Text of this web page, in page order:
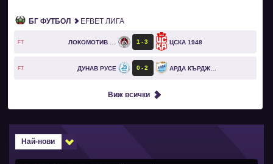
БГ ФУТБОЛ EFBET ЛИГА
FT 1 3 ЦСКА 1948
FT ДУНАВ РУСЕ 0 2 АРДА КЪРДЖАЛИ
Виж всички
Най-нови